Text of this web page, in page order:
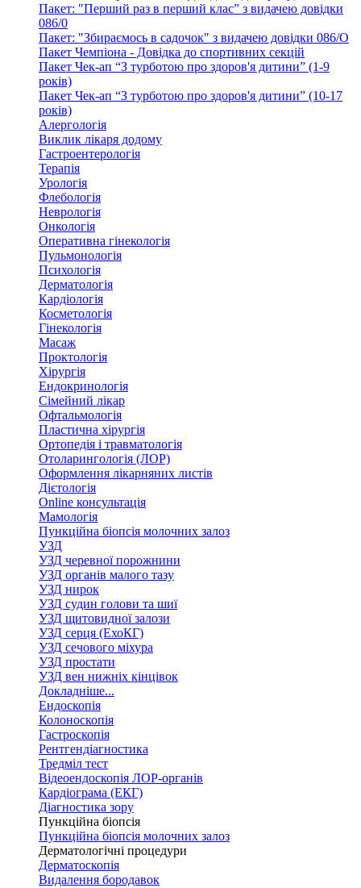
Пакет: "Перший раз в перший клас” з видачею довідки
086/0
Пакет: "Збираємось в садочок" з видачею довідки 086/О
Пакет Чемпіона - Довідка до спортивних секцій
Пакет Чек-ап “З турботою про здоров'я дитини” (1-9
років)
Пакет Чек-ап “З турботою про здоров'я дитини” (10-17
років)
Алергологія
Виклик лікаря додому
Гастроентерологія
Терапія
Урологія
Флебологія
Неврологія
Онкологія
Оперативна гінекологія
Пульмонологія
Психологія
Дерматологія
Кардіологія
Косметологія
Гінекологія
Масаж
Проктологія
Хірургія
Ендокринологія
Сімейний лікар
Офтальмологія
Пластична хірургія
Ортопедія і травматологія
Отоларингологія (ЛОР)
Оформлення лікарняних листів
Дієтологія
Online консультація
Мамологія
Пункційна біопсія молочних залоз
УЗД
УЗД черевної порожнини
УЗД органів малого тазу
УЗД нирок
УЗД судин голови та шиї
УЗД щитовидної залози
УЗД серця (ЕхоКГ)
УЗД сечового міхура
УЗД простати
УЗД вен нижніх кінцівок
Докладніше...
Ендоскопія
Колоноскопія
Гастроскопія
Рентгендіагностика
Тредміл тест
Відеоендоскопія ЛОР-органів
Кардіограма (ЕКГ)
Діагностика зору
Пункційна біопсія
Пункційна біопсія молочних залоз
Дерматологічні процедури
Дерматоскопія
Видалення бородавок